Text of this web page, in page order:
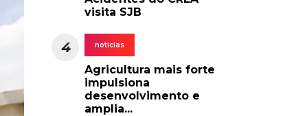
visita SJB
4 noticias
Agricultura mais forte
impulsiona
desenvolvimento e
amplia...